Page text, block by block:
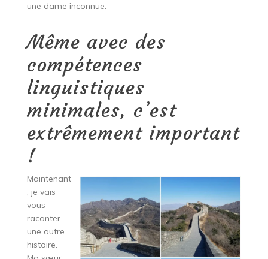
une dame inconnue.
Même avec des
compétences
linguistiques
minimales, c’est
extrêmement important
!
Maintenant
, je vais
vous
raconter
une autre
histoire.